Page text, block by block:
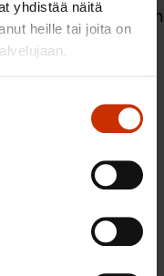
yhdistää näitä
heille tai joita on
ei kuitenkaan
joten se tulisi
SAK ry